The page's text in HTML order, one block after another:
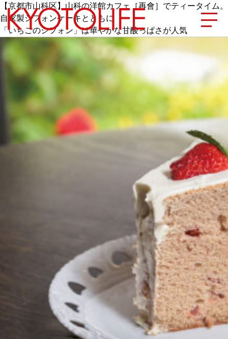
エリアから探す
地図から探す
カテゴリーから探す
SPECIAL
ABOUT US
Instagram
チケットプレゼント応募
【京都市山科区】山科の洋館カフェ［再會］でティータイム。
自家製シフォンケーキとともに
「いちごのシフォン」は華やかな甘酸っぱさが人気